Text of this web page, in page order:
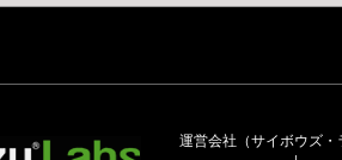
運営会社（サイボウズ・